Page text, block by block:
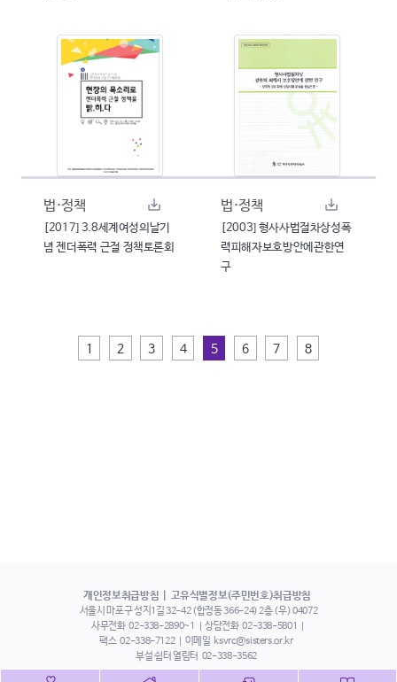
법·정책
[2017] 3.8세계여성의날기
념 젠더폭력 근절 정책토론회
법·정책
[2003] 형사사법절차상성폭
력피해자보호방안에관한연
구
1 2 3 4 5 6 7 8
개인정보취급방침 고유식별정보(주민번호)취급방침
서울시 마포구 성지1길 32-42 (합정동 366-24) 2층 (우) 04072
사무전화 02-338-2890~1 상담전화 02-338-5801
팩스 02-338-7122 이메일 ksvrc@sisters.or.kr
부설 쉼터 열림터 02-338-3562